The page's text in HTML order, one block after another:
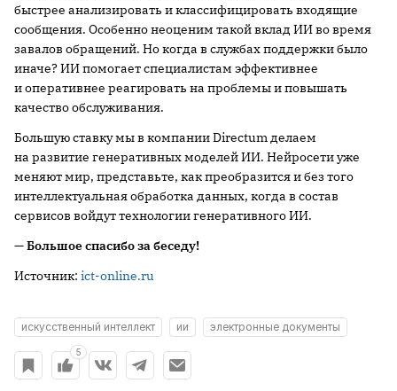
быстрее анализировать и классифицировать входящие
сообщения. Особенно неоценим такой вклад ИИ во время
завалов обращений. Но когда в службах поддержки было
иначе? ИИ помогает специалистам эффективнее
и оперативнее реагировать на проблемы и повышать
качество обслуживания.
Большую ставку мы в компании Directum делаем
на развитие генеративных моделей ИИ. Нейросети уже
меняют мир, представьте, как преобразится и без того
интеллектуальная обработка данных, когда в состав
сервисов войдут технологии генеративного ИИ.
— Большое спасибо за беседу!
Источник: ict-online.ru
искусственный интеллект ии электронные документы
5